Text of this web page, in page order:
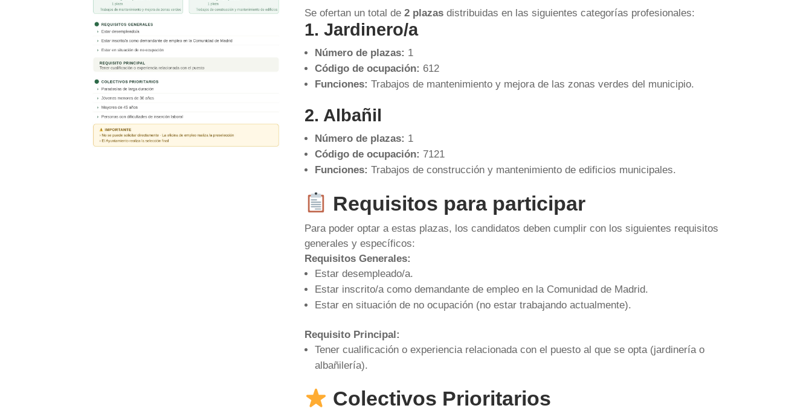
Se ofertan un total de 2 plazasdistribuidas en las siguientes categorías profesionales:
1. Jardinero/a
Número de plazas: 1
Código de ocupación: 612
Funciones: Trabajos de mantenimiento y mejora de las zonas verdes del municipio.
2. Albañil
Número de plazas: 1
Código de ocupación: 7121
Funciones: Trabajos de construcción y mantenimiento de edificios municipales.
Requisitos para participar
Para poder optar a estas plazas, los candidatos deben cumplir con los siguientes requisitos
generales y específicos:
Requisitos Generales:
Estar desempleado/a.
Estar inscrito/a como demandante de empleo en la Comunidad de Madrid.
Estar en situación de no ocupación (no estar trabajando actualmente).
Requisito Principal:
Tener cualificación o experiencia relacionada con el puesto al que se opta (jardinería o
albañilería).
Colectivos Prioritarios